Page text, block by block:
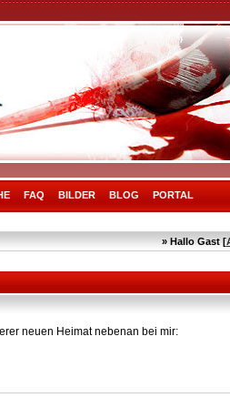
FAQ BILDER BLOG PORTAL
» Hallo Gast [
neuen Heimat nebenan bei mir: